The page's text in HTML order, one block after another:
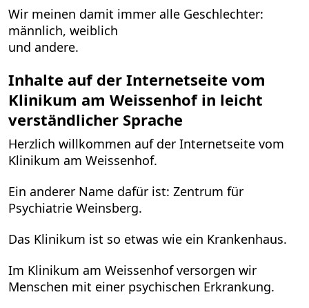
Wir meinen damit immer alle Geschlechter:
männlich, weiblich
und andere.
Inhalte auf der Internetseite vom
Klinikum am Weissenhof in leicht
verständlicher Sprache
Herzlich willkommen auf der Internetseite vom
Klinikum am Weissenhof.
Ein anderer Name dafür ist: Zentrum für
Psychiatrie Weinsberg.
Das Klinikum ist so etwas wie ein Krankenhaus.
Im Klinikum am Weissenhof versorgen wir
Menschen mit einer psychischen Erkrankung.